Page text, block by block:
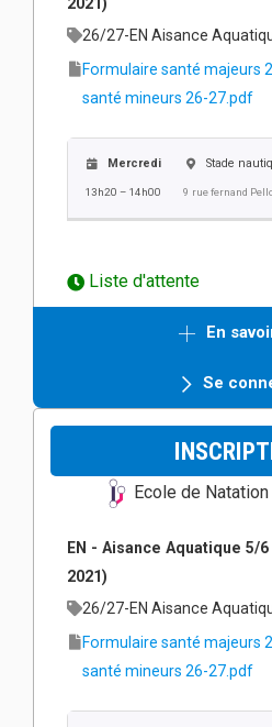
26/27-EN Aisance
Formulaire santé majeurs
santé mineurs 26-27.pdf
Mercredi
13h20 – 14h00
Stade
Liste d'attente
En
Se
Ecole de Natation
EN - Aisance Aquatique 5/
2021)
26/27-EN Aisance
Formulaire santé majeurs
santé mineurs 26-27.pdf